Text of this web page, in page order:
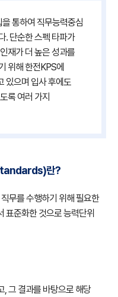
통하여 직무능력중심
. 단순한 스펙 타파가
재가 더 높은 성과를
위해 한전KPS에
있으며 입사 후에도
록 여러 가지
란?
무를 수행하기 위해 필요한
표준화한 것으로 능력단위
그 결과를 바탕으로 해당